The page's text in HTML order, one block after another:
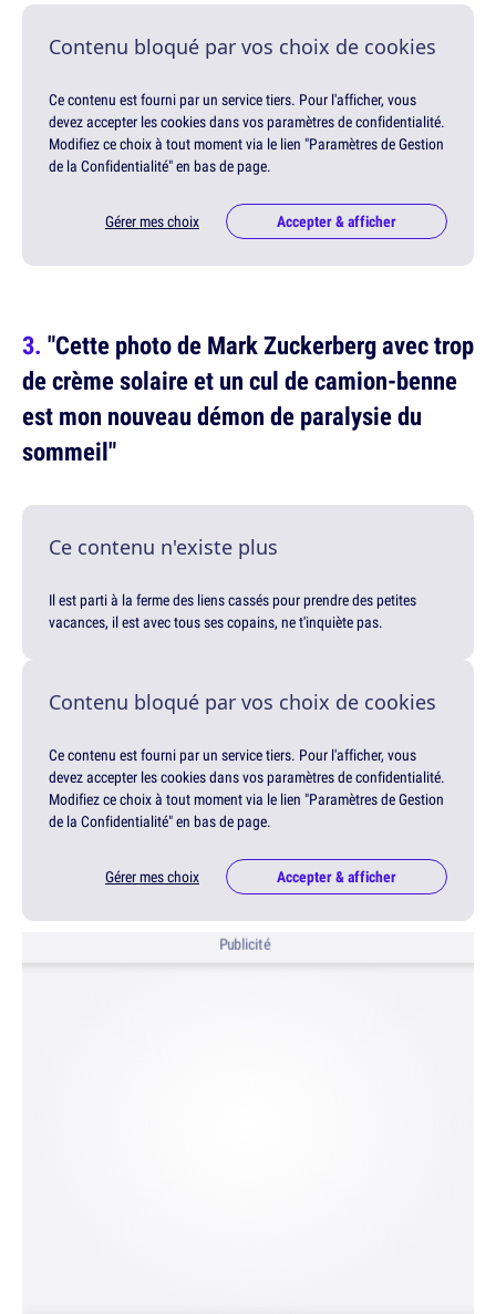
Contenu bloqué par vos choix de cookies
Ce contenu est fourni par un service tiers. Pour l'afficher, vous
devez accepter les cookies dans vos paramètres de confidentialité.
Modifiez ce choix à tout moment via le lien "Paramètres de Gestion
de la Confidentialité" en bas de page.
Gérer mes choix Accepter & afficher
"Cette photo de Mark Zuckerberg avec trop
de crème solaire et un cul de camion-benne
est mon nouveau démon de paralysie du
sommeil"
Ce contenu n'existe plus
Il est parti à la ferme des liens cassés pour prendre des petites
vacances, il est avec tous ses copains, ne t'inquiète pas.
Contenu bloqué par vos choix de cookies
Ce contenu est fourni par un service tiers. Pour l'afficher, vous
devez accepter les cookies dans vos paramètres de confidentialité.
Modifiez ce choix à tout moment via le lien "Paramètres de Gestion
de la Confidentialité" en bas de page.
Gérer mes choix Accepter & afficher
Publicité